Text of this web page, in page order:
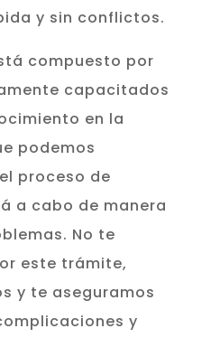
y sin conflictos.
compuesto por
capacitados
en la
podemos
proceso de
a cabo de manera
No te
este trámite,
y te aseguramos
y